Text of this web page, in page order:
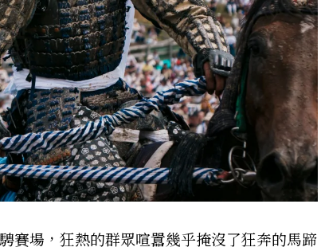
賽場，狂熱的群眾喧囂幾乎掩沒了狂奔的馬蹄